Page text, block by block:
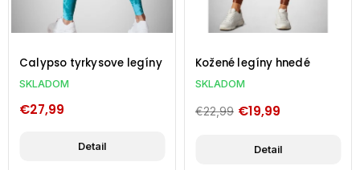
Calypso tyrkysove legíny
SKLADOM
€27,99
Detail
Kožené legíny hnedé
SKLADOM
€22,99 €19,99
Detail